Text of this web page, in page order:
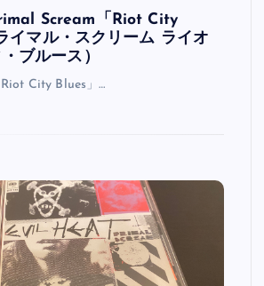
Scream「Riot City
イマル・スクリーム ライオ
ブルース）
City Blues」…